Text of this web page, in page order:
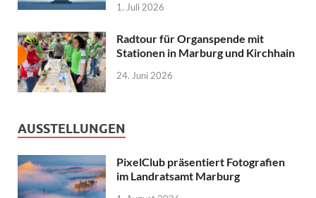
1. Juli 2026
Radtour für Organspende mit
Stationen in Marburg und Kirchhain
24. Juni 2026
AUSSTELLUNGEN
PixelClub präsentiert Fotografien
im Landratsamt Marburg